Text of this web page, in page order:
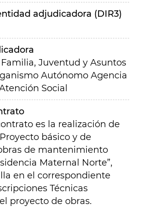
adjudicadora (DIR3)
Juventud y Asuntos
Autónomo Agencia
Social
es la realización de
básico y de
de mantenimiento
Maternal Norte”,
en el correspondiente
Técnicas
proyecto de obras.